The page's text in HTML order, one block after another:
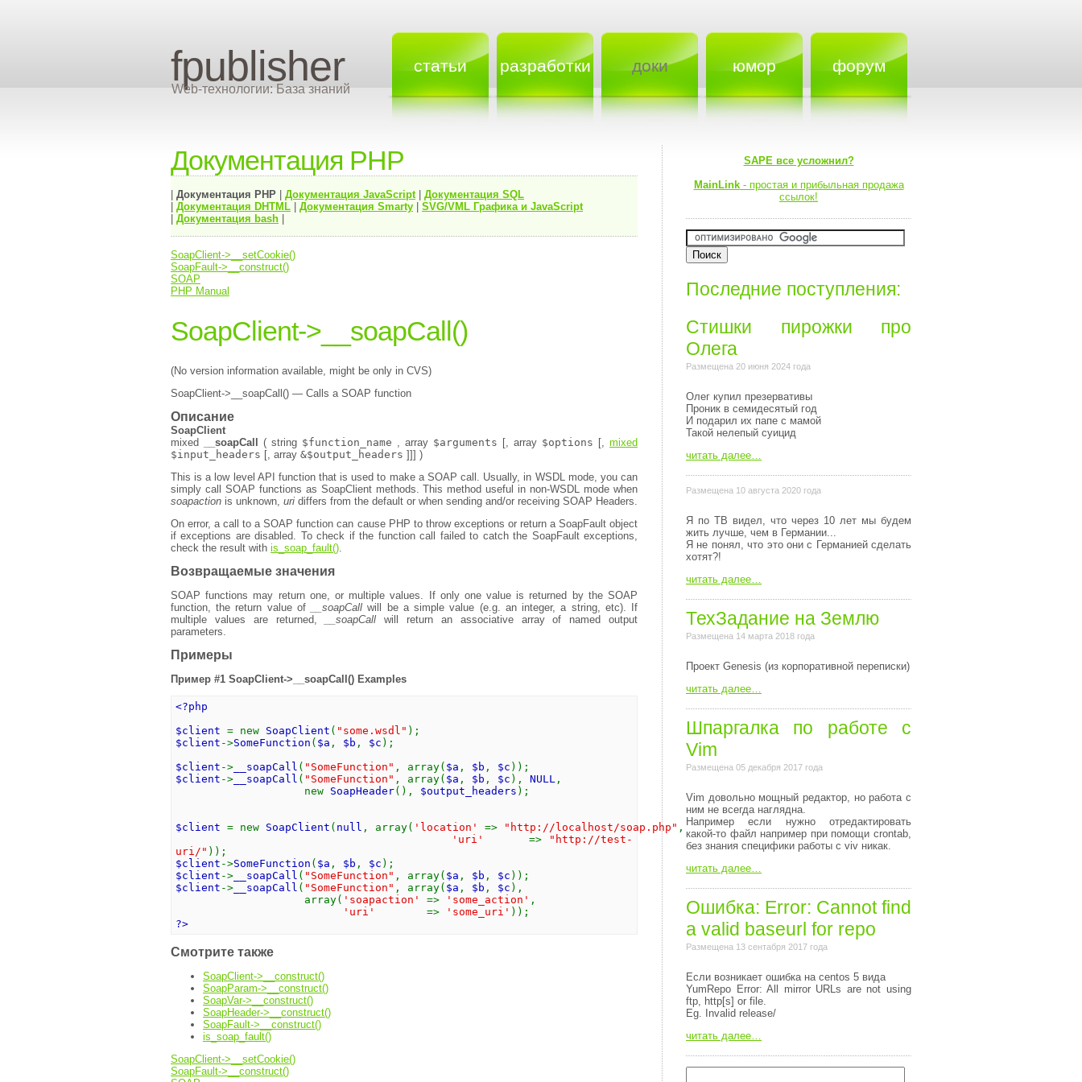
fpublisher
Web-технологии: База знаний
статьи разработки доки юмор форум
Документация PHP
Документация PHP Документация JavaScript| Документация SQL
Документация DHTML Документация Smarty
SVG/VML Графика и JavaScript
Документация bash
SoapClient->__setCookie()
SoapFault->__construct()
SOAP
PHP Manual
SoapClient->__soapCall()
(No version information available, might be only in CVS)
SoapClient->__soapCall() — Calls a SOAP function
Описание
SoapClient
mixed
__soapCall ( string $function_name , array $arguments [, array $options [, mixed
$input_headers [, array &$output_headers ]]] )
This is a low level API function that is used to make a SOAP call. Usually, in WSDL mode, you can
simply call SOAP functions as SoapClientmethods. This method useful in non-WSDL mode when
soapaction is unknown, uri differs from the default or when sending and/or receiving SOAP Headers.
On error, a call to a SOAP function can cause PHP to throw exceptions or return a SoapFaultobject
if exceptions are disabled. To check if the function call failed to catch the SoapFault exceptions,
check the result with is_soap_fault().
Возвращаемые значения
SOAP functions may return one, or multiple values. If only one value is returned by the SOAP
function, the return value of
__soapCall will be a simple value (e.g. an integer, a string, etc). If
multiple values are returned,
__soapCall will return an associative array of named output
parameters.
Примеры
Пример #1 SoapClient->__soapCall() Examples
<?php
$client = new SoapClient ( "some.wsdl" );
$client ->SomeFunction ( $a , $b , $c );
$client -> __soapCall ( "SomeFunction" , array( $a , $b , $c ));
$client -> __soapCall ( "SomeFunction" , array( $a , $b , $c ), NULL ,
new SoapHeader(), $output_headers );
$client = new SoapClient ( null , array( 'location' => "http://localhost/soap.php" ,
'uri' =>
"http://test-
uri/" ));
$client ->SomeFunction ( $a , $b , $c );
$client -> __soapCall ( "SomeFunction" , array( $a , $b , $c ));
$client -> __soapCall ( "SomeFunction" , array( $a , $b , $c ),
array( 'soapaction' => 'some_action' ,
'uri' => 'some_uri' ));
?>
Смотрите также
SoapClient->__construct()
SoapParam->__construct()
SoapVar->__construct()
SoapHeader->__construct()
SoapFault->__construct()
is_soap_fault()
SoapClient->__setCookie()
SoapFault->__construct()
SAPE все усложнил?
MainLink- простая и прибыльная продажа
ссылок!
Последние поступления:
Стишки пирожки про
Олега⁠⁠
Размещена 20 июня 2024 года
Олег купил презервативы
Проник в семидесятый год
И подарил их папе с мамой
Такой нелепый суицид
читать далее…
Размещена 10 августа 2020 года
Я по ТВ видел, что через 10 лет мы будем
жить лучше, чем в Германии...
Я не понял, что это они с Германией сделать
хотят?!
читать далее…
ТехЗадание на Землю
Размещена 14 марта 2018 года
Пpоект Genesis (из коpпоpативной пеpеписки)
читать далее…
Шпаргалка по работе с
Vim
Размещена 05 декабря 2017 года
Vim довольно мощный редактор, но работа с
ним не всегда наглядна.
Например если нужно отредактировать
какой-то файл например при помощи crontab,
без знания специфики работы с viv никак.
читать далее…
Ошибка: Error: Cannot find
a valid baseurl for repo
Размещена 13 сентабря 2017 года
Если возникает ошибка на centos 5 вида
YumRepo Error: All mirror URLs are not using
ftp, http[s] or file.
Eg. Invalid release/
читать далее…